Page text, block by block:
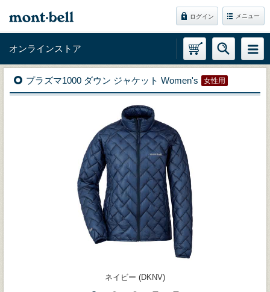
ログイン メニュー
オンラインストア
プラズマ1000 ダウン ジャケット Women's 女性用
ネイビー (DKNV)